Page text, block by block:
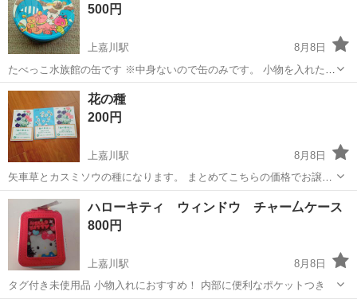
500円
上嘉川駅
8月8日
たべっこ水族館の缶です ※中身ないので缶のみです。 小物を入れたり
するのにとてもかわいいです！
山口 山口市 上嘉川駅
花の種
200円
上嘉川駅
8月8日
矢車草とカスミソウの種になります。 まとめてこちらの価格でお譲り
します
山口 山口市 上嘉川駅 その他 矢車草
ハローキティ ウィンドウ チャー厶ケース
800円
上嘉川駅
8月8日
タグ付き未使用品 小物入れにおすすめ！ 内部に便利なポケットつき